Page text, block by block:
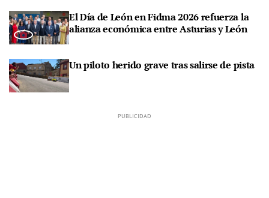
El Día de León en Fidma 2026 refuerza la
alianza económica entre Asturias y León
Un piloto herido grave tras salirse de pista